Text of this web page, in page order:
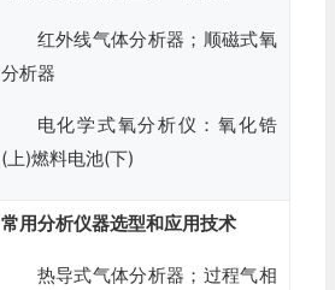
红外线气体分析器；顺磁式氧
分析器
电化学式氧分析仪：氧化锆
(上)燃料电池(下)
常用分析仪器选型和应用技术
热导式气体分析器；过程气相